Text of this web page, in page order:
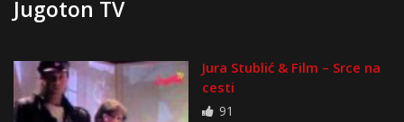
Jugoton TV
Jura Stublić & Film – Srce na
cesti
91